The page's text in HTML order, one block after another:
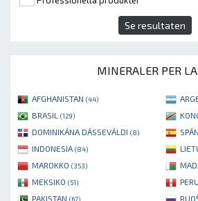
Se resultaten
MINERALER PER
AFGHANISTAN (44)
BRASIL (129)
DOMINIKÁNA DÁSSEVÁLDI (8)
INDONESIA (84)
MAROKKO (353)
MEKSIKO (51) PERU
PAKISTAN (67)